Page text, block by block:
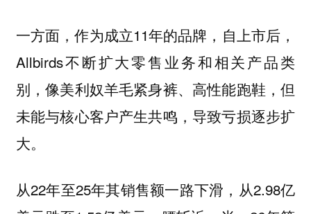
一方面，作为成立11年的品牌，自上市后，
Allbirds不断扩大零售业务和相关产品类
别，像美利奴羊毛紧身裤、高性能跑鞋，但
未能与核心客户产生共鸣，导致亏损逐步扩
大。
从22年至25年其销售额一路下滑，从2.98亿